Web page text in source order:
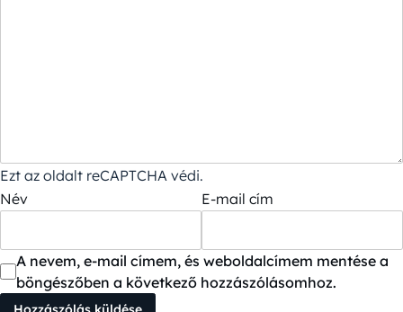
Ezt az oldalt reCAPTCHA védi.
Név
E-mail cím
A nevem, e-mail címem, és weboldalcímem mentése a
böngészőben a következő hozzászólásomhoz.